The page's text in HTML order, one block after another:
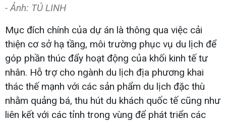
- Ảnh: TÚ LINH
Mục đích chính của dự án là thông qua việc cải
thiện cơ sở hạ tầng, môi trường phục vụ du lịch để
góp phần thúc đẩy hoạt động của khối kinh tế tư
nhân. Hỗ trợ cho ngành du lịch địa phương khai
thác thế mạnh với các sản phẩm du lịch đặc thù
nhằm quảng bá, thu hút du khách quốc tế cũng như
liên kết với các tỉnh trong vùng để phát triển các